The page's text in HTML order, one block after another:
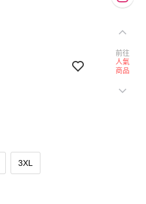
3XL
前往
人氣
商品